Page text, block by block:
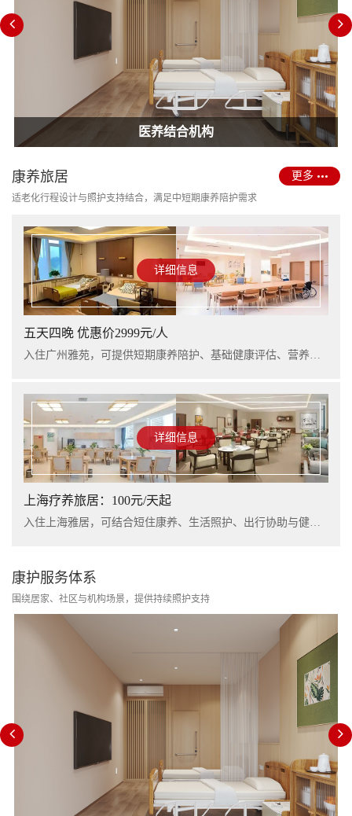
消防改造合规
护理型养老院建设
医养结合机构
康养旅居
适老化行程设计与照护支持结合，满足中短期康养陪护需求
更多
详细信息
五天四晚 优惠价2999元/人
详细信息
上海疗养旅居：100元/天起
康护服务体系
围绕居家、社区与机构场景，提供持续照护支持